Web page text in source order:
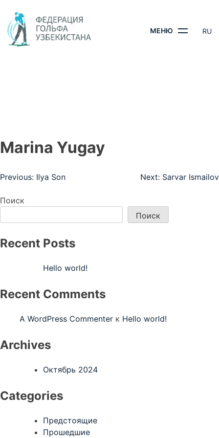
content
МЕНЮ RU
Marina Yugay
Навигация
по
Previous: Ilya Son Next: Sarvar Ismailov
Поиск
Поиск
Recent Posts
Hello world!
Recent Comments
A WordPress Commenter к Hello world!
Archives
Октябрь 2024
Categories
Предстоящие
Прошедшие